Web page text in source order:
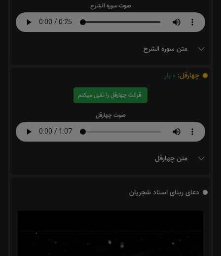
صوت سوره الشرح
متن سوره الشرح
چهارقل: 0 بار
قرائت چهارقل را تقبل میکنم
صوت چهارقل
متن چهارقل
دعای ربنای استاد شجریان